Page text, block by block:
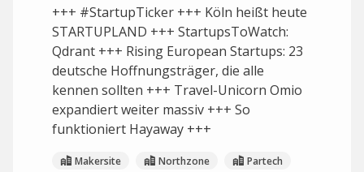
+++ #StartupTicker +++ Köln heißt heute
STARTUPLAND +++ StartupsToWatch:
Qdrant +++ Rising European Startups: 23
deutsche Hoffnungsträger, die alle
kennen sollten +++ Travel-Unicorn Omio
expandiert weiter massiv +++ So
funktioniert Hayaway +++
Makersite Northzone
Partech